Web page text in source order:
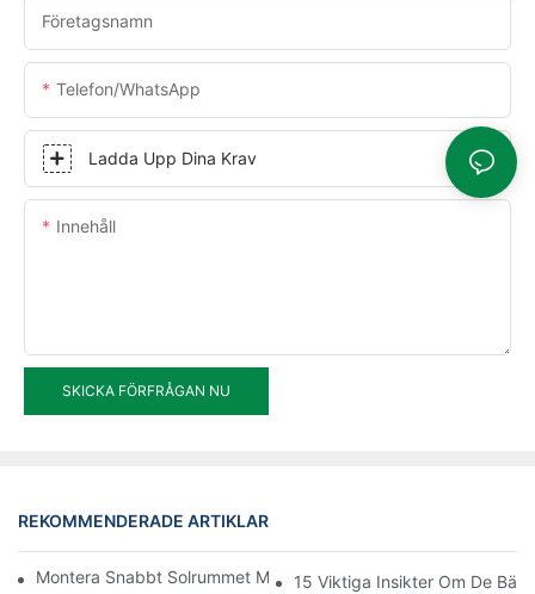
Företagsnamn
Telefon/WhatsApp
Ladda Upp Dina Krav
Innehåll
SKICKA FÖRFRÅGAN NU
REKOMMENDERADE ARTIKLAR
Montera Snabbt Solrummet Med Termisk Brytning I Aluminium
15 Viktiga Insikter Om De